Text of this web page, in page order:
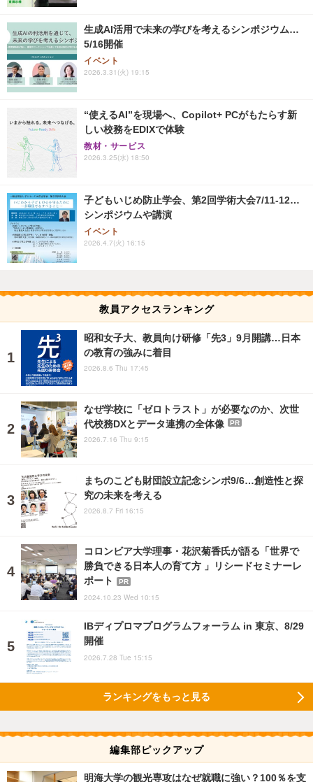
生成AI活用で未来の学びを考えるシンポジウム…
5/16開催
イベント
2026.3.31(火) 19:15
“使えるAI”を現場へ、Copilot+ PCがもたらす新
しい校務をEDIXで体験
教材・サービス
2026.3.25(水) 18:50
子どもいじめ防止学会、第2回学術大会7/11-12…
シンポジウムや講演
イベント
2026.4.7(火) 16:15
教員アクセスランキング
昭和女子大、教員向け研修「先3」9月開講…日本
の教育の強みに着目
2026.8.6 Thu 17:45
なぜ学校に「ゼロトラスト」が必要なのか、次世
代校務DXとデータ連携の全体像
PR
2026.7.16 Thu 9:15
まちのこども財団設立記念シンポ9/6…創造性と探
究の未来を考える
2026.8.7 Fri 16:15
コロンビア大学理事・花沢菊香氏が語る「世界で
勝負できる日本人の育て方 」リシードセミナーレ
ポート
PR
2024.10.23 Wed 10:15
IBディプロマプログラムフォーラム in 東京、8/29
開催
2026.7.28 Tue 15:15
ランキングをもっと見る
編集部ピックアップ
明海大学の観光専攻はなぜ就職に強い？100％を支